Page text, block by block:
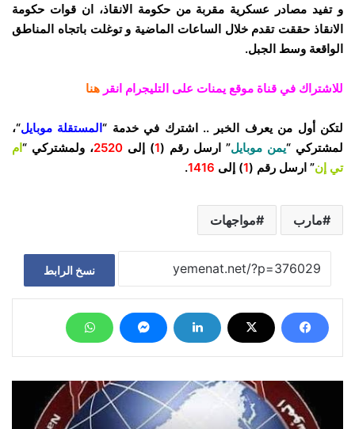
و تفيد مصادر عسكرية مقربة من حكومة الانقاذ، ان قوات حكومة
الانقاذ حققت تقدم خلال الساعات الماضية و توغلت باتجاه المناطق
الواقعة وسط الجبل.
للاشتراك في قناة موقع يمنات على التليجرام انقر هنا
لتكن أول من يعرف الخبر .. اشترك في خدمة “المستقلة موبايل“،
لمشتركي “يمن موبايل” ارسل رقم (1) إلى 2520، ولمشتركي “ ام
تي إن” ارسل رقم (1) إلى 1416
.
مارب مواجهات
نسخ الرابط